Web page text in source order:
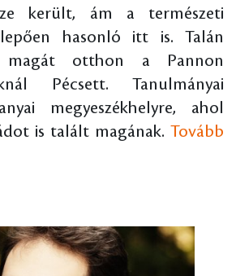
került, ám a természeti
hasonló itt is. Talán
otthon a Pannon
Pécsett. Tanulmányai
megyeszékhelyre, ahol
is talált magának. Tovább